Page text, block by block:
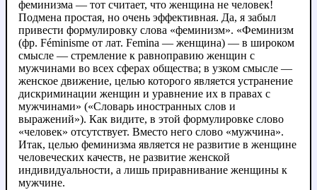
феминизма — тот считает, что женщина не человек!
Подмена простая, но очень эффективная. Да, я забыл
привести формулировку слова «феминизм». «Феминизм
(фр. Féminismе от лат. Femina — женщина) — в широком
смысле — стремление к равноправию женщин с
мужчинами во всех сферах общества; в узком смысле —
женское движение, целью которого является устранение
дискриминации женщин и уравнение их в правах с
мужчинами» («Словарь иностранных слов и
выражений»). Как видите, в этой формулировке слово
«человек» отсутствует. Вместо него слово «мужчина».
Итак, целью феминизма является не развитие в женщине
человеческих качеств, не развитие женской
индивидуальности, а лишь приравнивание женщины к
мужчине.